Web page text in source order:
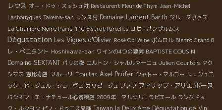
レウス オー・ドゥ・スッシュ社 Restaurent Fleur de Thym Jean-Michel
Lasbouygues Takema-san レンヌ村 Domaine Laurent Barth ジル・ダヴァス
La Chambre Noire Paris 11e Bistrot Parcelles ロセ・パンプルムス
Dégustation Les Vignes d'Olivier Rosé Obi Wine ポムロル Bistro Grand 8
レ・ぺニタント Hoshikawa-san ワインの4つの要素 BAPTISTE COUSIN
Domaine SEXTANT パリの夜 コルトン・シャルルマーニュ Julien Courtois マク
シマス 恵比寿店 フルーリ Trouillas Axel Prüfer シャトー・マルゴー レ・ジュニ
ック・ド・ジュル・ショーヴェ カリピージュ ブノワ フィリップ・アリエ ボーヌ
パシオン・エ・ナチュール心斎橋店 2009年 マルセル・ラピエール ラングドッ
ク・ルシヨン ピノ・ドゥニス品種 Taiwan la Deuxième Dégustation de Vin